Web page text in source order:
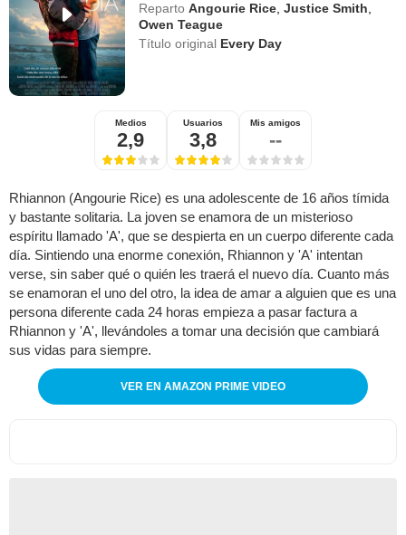
Reparto Angourie Rice ,Justice Smith
Owen Teague
Título original Every Day
Medios
2,9
Usuarios
3,8
Mis amigos
--
Rhiannon (Angourie Rice) es una adolescente de 16 años tímida
y bastante solitaria. La joven se enamora de un misterioso
espíritu llamado 'A', que se despierta en un cuerpo diferente cada
día. Sintiendo una enorme conexión, Rhiannon y 'A' intentan
verse, sin saber qué o quién les traerá el nuevo día. Cuanto más
se enamoran el uno del otro, la idea de amar a alguien que es una
persona diferente cada 24 horas empieza a pasar factura a
Rhiannon y 'A', llevándoles a tomar una decisión que cambiará
sus vidas para siempre.
VER EN AMAZON PRIME VIDEO